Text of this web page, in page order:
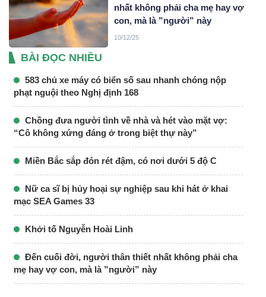
nhất không phải cha mẹ hay vợ
con, mà là ”người” này
10/12/25
BÀI ĐỌC NHIỀU
583 chủ xe máy có biển số sau nhanh chóng nộp
phạt nguội theo Nghị định 168
Chồng đưa người tình về nhà và hét vào mặt vợ:
“Cô không xứng đáng ở trong biệt thự này”
Miền Bắc sắp đón rét đậm, có nơi dưới 5 độ C
Nữ ca sĩ bị hủy hoại sự nghiệp sau khi hát ở khai
mạc SEA Games 33
Khởi tố Nguyễn Hoài Linh
Đến cuối đời, người thân thiết nhất không phải cha
mẹ hay vợ con, mà là ”người” này